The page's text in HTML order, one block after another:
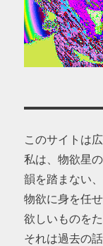
このサイトは
私は、物欲星の
韻を踏まない、
物欲に身を任
欲しいものを
それは過去の話